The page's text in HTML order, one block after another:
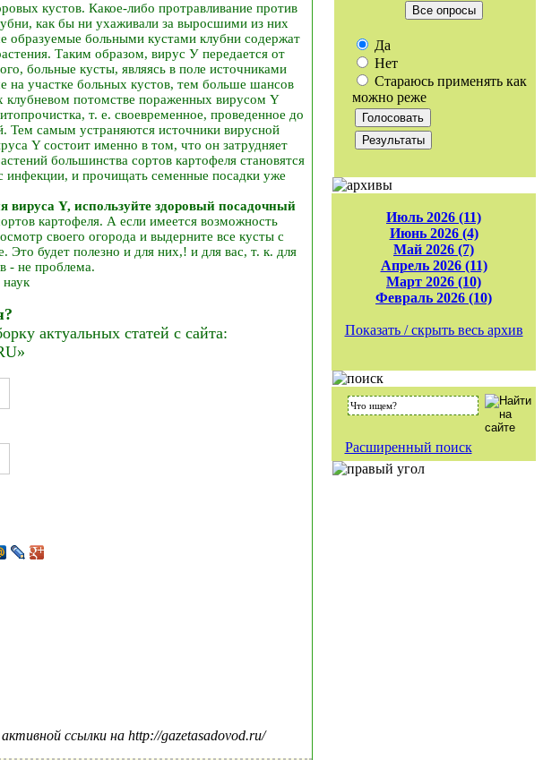
кустов. Какое-либо протравливание против
как бы ни ухаживали за выросшими из них
образуемые больными кустами клубни содержат
Таким образом, вирус У передается от
больные кусты, являясь в поле источниками
на участке больных кустов, тем больше шансов
клубневом потомстве пораженных вирусом Y
т. е. своевременное, проведенное до
Тем самым устраняются источники вирусной
Y состоит именно в том, что он затрудняет
большинства сортов картофеля становятся
инфекции, и прочищать семенные посадки уже
вируса Y, используйте здоровый посадочный
картофеля. А если имеется возможность
своего огорода и выдерните все кусты с
Это будет полезно и для них,! и для вас, т. к. для
- не проблема.
актуальных статей с сайта:
ссылки на http://gazetasadovod.ru/
Все опросы
Да
Нет
Стараюсь применять как
можно реже
Июль 2026 (11)
Июнь 2026 (4)
Май 2026 (7)
Апрель 2026 (11)
Март 2026 (10)
Февраль 2026 (10)
Показать / скрыть весь архив
Расширенный поиск